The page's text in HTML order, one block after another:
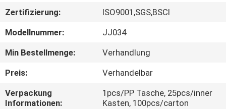
UNS
FABRIK-
AUSFLUG
Zertifizierung:
ISO9001,SGS,BSCI
Modellnummer:
JJ034
Min Bestellmenge:
Verhandlung
Preis:
Verhandelbar
Verpackung
Informationen:
1pcs/PP Tasche, 25pcs/inner
Kasten, 100pcs/carton